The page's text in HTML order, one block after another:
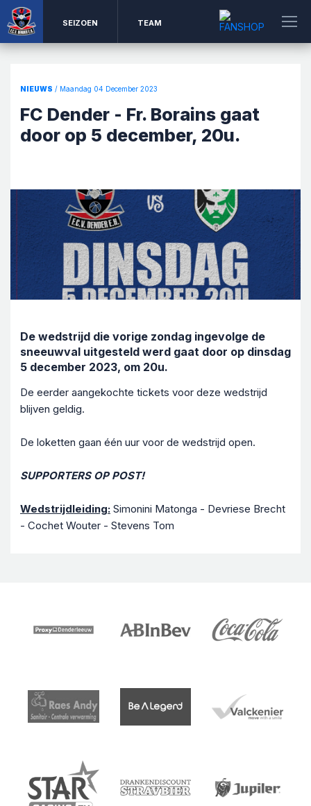
SEIZOEN TEAM
NIEUWS / Maandag 04 December 2023
FC Dender - Fr. Borains gaat
door op 5 december, 20u.
De wedstrijd die vorige zondag ingevolge de
sneeuwval uitgesteld werd gaat door op dinsdag
5 december 2023, om 20u.
De eerder aangekochte tickets voor deze wedstrijd
blijven geldig.
De loketten gaan één uur voor de wedstrijd open.
SUPPORTERS OP POST!
Wedstrijdleiding: Simonini Matonga - Devriese Brecht
- Cochet Wouter - Stevens Tom